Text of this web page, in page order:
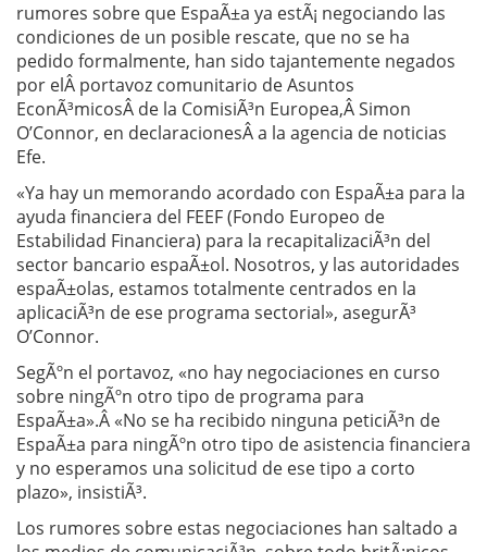
rumores sobre que EspaÃ±a ya estÃ¡ negociando las
condiciones de un posible rescate, que no se ha
pedido formalmente, han sido tajantemente negados
por elÂ portavoz comunitario de Asuntos
EconÃ³micosÂ de la ComisiÃ³n Europea,Â Simon
O’Connor, en declaracionesÂ a la agencia de noticias
Efe.
«Ya hay un memorando acordado con EspaÃ±a para la
ayuda financiera del FEEF (Fondo Europeo de
Estabilidad Financiera) para la recapitalizaciÃ³n del
sector bancario espaÃ±ol. Nosotros, y las autoridades
espaÃ±olas, estamos totalmente centrados en la
aplicaciÃ³n de ese programa sectorial», asegurÃ³
O’Connor.
SegÃºn el portavoz, «no hay negociaciones en curso
sobre ningÃºn otro tipo de programa para
EspaÃ±a».Â «No se ha recibido ninguna peticiÃ³n de
EspaÃ±a para ningÃºn otro tipo de asistencia financiera
y no esperamos una solicitud de ese tipo a corto
plazo», insistiÃ³.
Los rumores sobre estas negociaciones han saltado a